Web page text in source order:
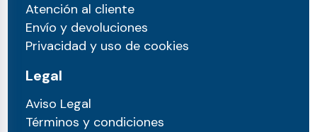
Atención al cliente
Envío y devoluciones
Privacidad y uso de cookies
Legal
Aviso Legal
Términos y condiciones